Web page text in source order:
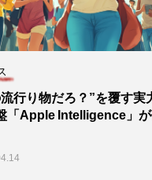
流行り物だろ？”を覆す
「Apple Intelligence」